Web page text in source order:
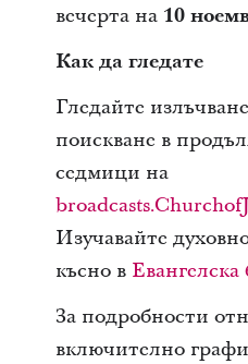
вечерта на 10
Как да гледате
Гледайте
поискване в
седмици на
Изучавайте
късно в
За подробности
включително